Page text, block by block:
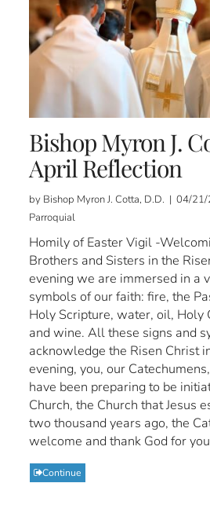
Bishop Myron J.
April Reflection
by Bishop Myron J. Cotta, D.D. | 04/
Parroquial
Homily of Easter Vigil -
Brothers and Sisters in the
evening we are immersed in a
symbols of our faith: fire, the
Holy Scripture, water, oil, Holy
and wine. All these signs and
acknowledge the Risen Christ
evening, you, our
have been preparing to be
Church, the Church that Jesus
two thousand years ago, the
welcome and thank God for
Continue